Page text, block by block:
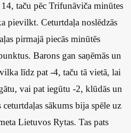
taču pēc Trifunāviča minūtes
pievilkt. Ceturtdaļa noslēdzās
pirmajā piecās minūtēs
Barons gan saņēmās un
līdz pat -4, taču tā vietā, lai
vai pat iegūtu -2, klūdās un
sākums bija spēle uz
Lietuvos Rytas. Tas pats